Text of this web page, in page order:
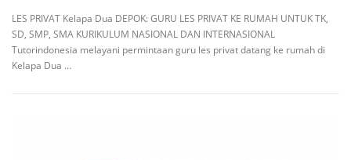
LES PRIVAT Kelapa Dua DEPOK: GURU LES PRIVAT KE RUMAH UNTUK TK,
SD, SMP, SMA KURIKULUM NASIONAL DAN INTERNASIONAL
Tutorindonesia melayani permintaan guru les privat datang ke rumah di
Kelapa Dua …